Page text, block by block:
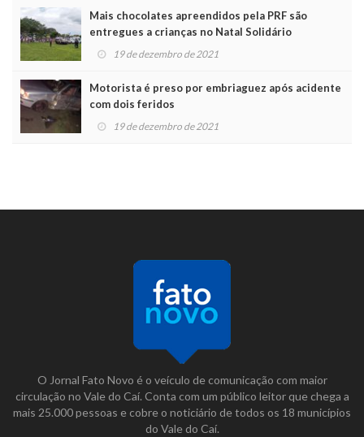
Mais chocolates apreendidos pela PRF são
entregues a crianças no Natal Solidário
19 de dezembro de 2021
Motorista é preso por embriaguez após acidente
com dois feridos
19 de dezembro de 2021
O Jornal Fato Novo é o veículo de comunicação com maior
circulação no Vale do Caí. Conta com um público leitor que chega a
mais 25.000 pessoas e cobre o noticiário de todos os 18 municípios
do Vale do Caí.